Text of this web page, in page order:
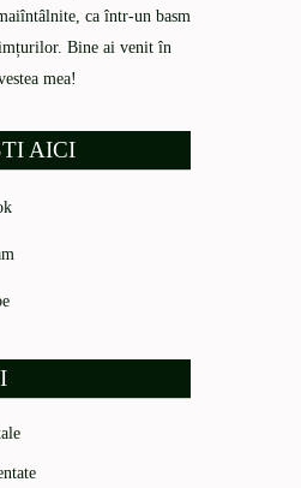
ca într-un basm
Bine ai venit în
mea!
AICI